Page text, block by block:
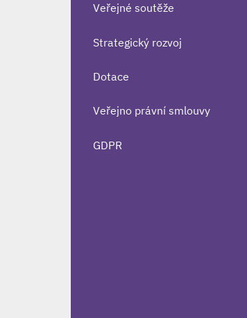
Veřejné soutěže
Strategický rozvoj
Dotace
Veřejno právní smlouvy
GDPR